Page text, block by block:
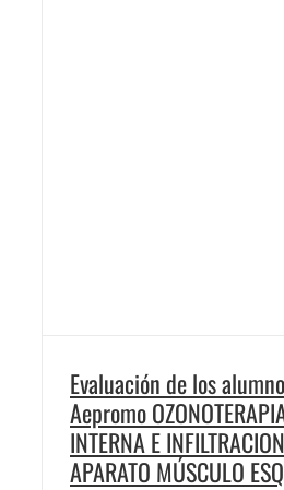
Evaluación de los
Aepromo
INTERNA E
APARATO MÚSCULO